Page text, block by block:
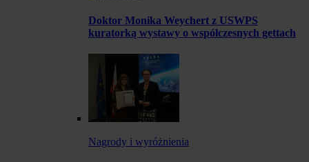
Doktor Monika Weychert z USWPS
kuratorką wystawy o współczesnych gettach
Nagrody i wyróżnienia